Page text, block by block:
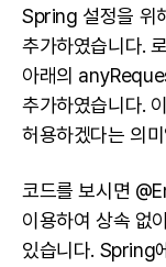
Spring 설정을 위
추가하였습니다.
아래의
추가하였습니다.
허용하겠다는 의
코드를 보시면
이용하여 상속 없
있습니다. Spring